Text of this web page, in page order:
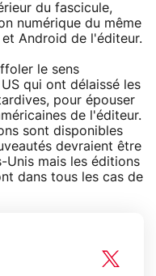
du fascicule,
numérique du même
Android de l'éditeur.
le sens
qui ont délaissé les
pour épouser
de l'éditeur.
sont disponibles
devraient être
Unis mais les éditions
dans tous les cas de